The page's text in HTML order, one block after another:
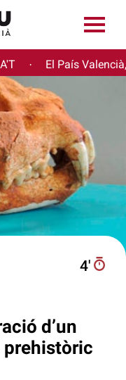
· El País
4′
d’un
prehistòric